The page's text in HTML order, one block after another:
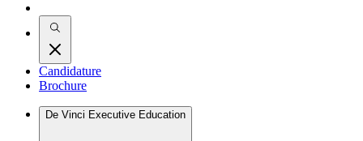
Candidature
Brochure
De Vinci Executive Education